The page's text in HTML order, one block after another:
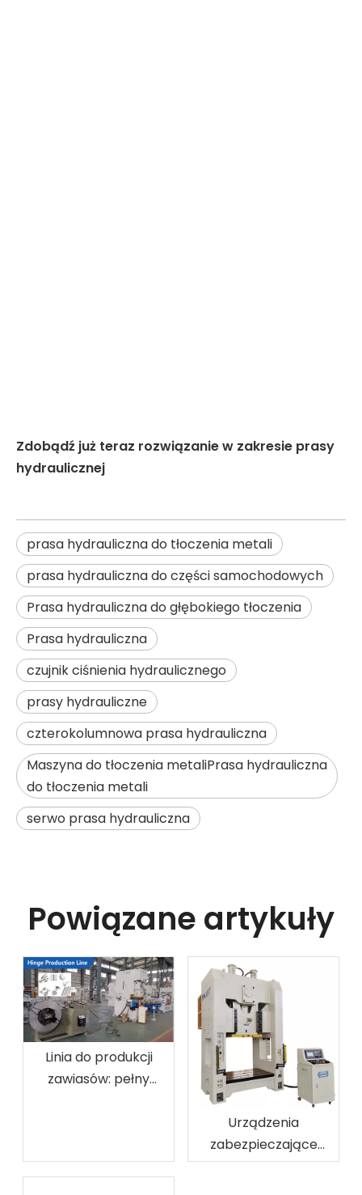
Zdobądź już teraz rozwiązanie w zakresie prasy
hydraulicznej
prasa hydrauliczna do tłoczenia metali
prasa hydrauliczna do części samochodowych
Prasa hydrauliczna do głębokiego tłoczenia
Prasa hydrauliczna
czujnik ciśnienia hydraulicznego
prasy hydrauliczne
czterokolumnowa prasa hydrauliczna
Maszyna do tłoczenia metaliPrasa hydrauliczna
do tłoczenia metali
serwo prasa hydrauliczna
Powiązane artykuły
Linia do produkcji
zawiasów: pełny
Urządzenia
zabezpieczające
prasę dziurkującą,